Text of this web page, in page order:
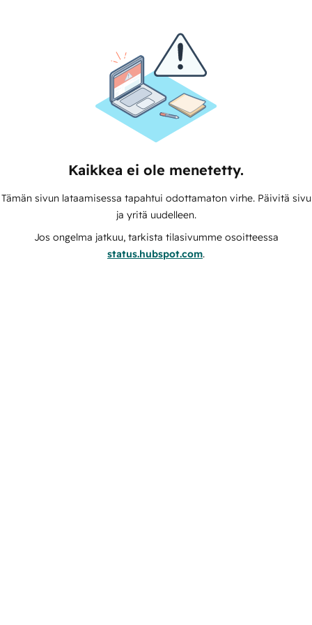
Kaikkea ei ole menetetty.
Tämän sivun lataamisessa tapahtui odottamaton virhe. Päivitä sivu
ja yritä uudelleen.
Jos ongelma jatkuu, tarkista tilasivumme osoitteessa
status.hubspot.com.